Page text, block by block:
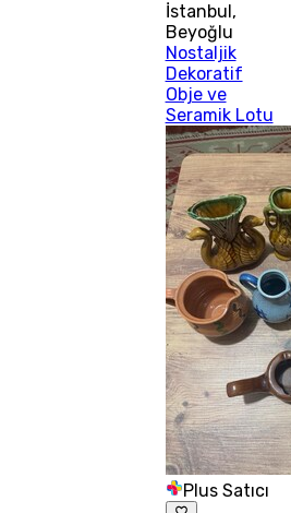
İstanbul ,
Beyoğlu
Nostaljik
Dekoratif
Obje ve
Seramik Lotu
Plus Satıcı